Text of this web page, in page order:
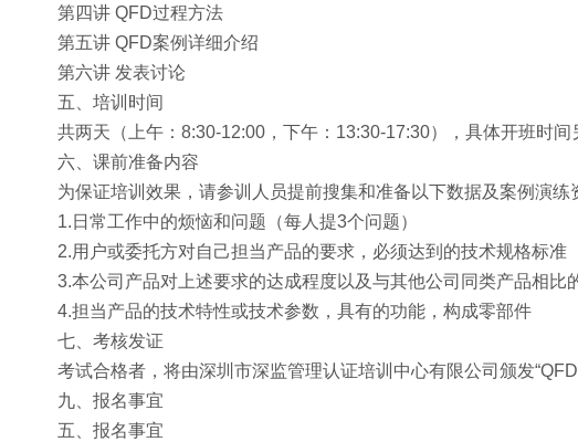
第四讲 QFD过程方法
第五讲 QFD案例详细介绍
第六讲 发表讨论
五、培训时间
共两天（上午：8:30-12:00，下午：13:30-17:30），具体开班时间
六、课前准备内容
为保证培训效果，请参训人员提前搜集和准备以下数据及案例演练
1.日常工作中的烦恼和问题（每人提3个问题）
2.用户或委托方对自己担当产品的要求，必须达到的技术规格标准
3.本公司产品对上述要求的达成程度以及与其他公司同类产品相比
4.担当产品的技术特性或技术参数，具有的功能，构成零部件
七、考核发证
考试合格者，将由深圳市深监管理认证培训中心有限公司颁发
九、报名事宜
五、报名事宜